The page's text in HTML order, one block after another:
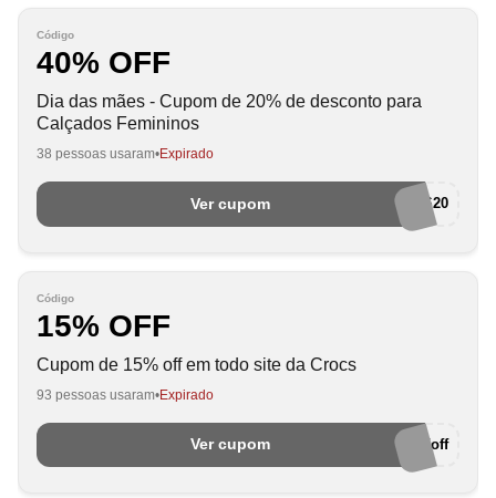
Código
40% OFF
Dia das mães - Cupom de 20% de desconto para
Calçados Femininos
38 pessoas usaram Expirado
Ver cupom MAESCROCS20
Código
15% OFF
Cupom de 15% off em todo site da Crocs
93 pessoas usaram Expirado
Ver cupom crocsawin15off